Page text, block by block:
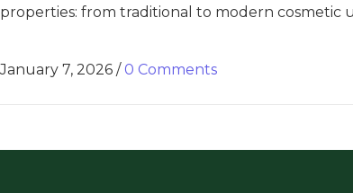
properties: from traditional to modern cosmetic
January 7, 2026 / 0 Comments